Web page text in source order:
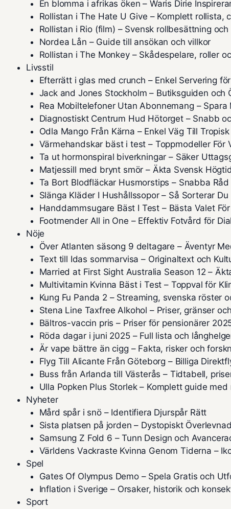
En blomma i afrikas öken – Waris Dirie
Rollistan i The Hate U Give – Komplett rollista,
Rollistan i Rio (film) – Svensk rollbesättning
Nordea Lån – Guide till ansökan och villkor
Rollistan i The Monkey – Skådespelare, roller
Livsstil
Efterrätt i glas med crunch – Enkel Servering
Jack and Jones Stockholm – Butiksguiden och
Rea Mobiltelefoner Utan Abonnemang – Spara
Diagnostiskt Centrum Hud Hötorget – Snabb
Odla Mango Från Kärna – Enkel Väg Till
Värmehandskar bäst i test – Toppmodeller För
Ta ut hormonspiral biverkningar – Säker
Matjessill med brynt smör – Äkta Svensk
Ta Bort Blodfläckar Husmorstips – Snabba
Slänga Kläder I Hushållssopor – Så Sorterar Du
Handdammsugare Bäst I Test – Bästa Valet
Footmender All in One – Effektiv Fotvård för
Nöje
Över Atlanten säsong 9 deltagare – Äventyr
Text till Idas sommarvisa – Originaltext och
Married at First Sight Australia Season 12 –
Multivitamin Kvinna Bäst i Test – Toppval för
Kung Fu Panda 2 – Streaming, svenska röster
Stena Line Taxfree Alkohol – Priser, gränser
Bältros-vaccin pris – Priser för pensionärer
Röda dagar i juni 2025 – Full lista och
Är vape bättre än cigg – Fakta, risker och
Flyg Till Alicante Från Göteborg – Billiga
Buss från Arlanda till Västerås – Tidtabell,
Ulla Popken Plus Storlek – Komplett guide med
Nyheter
Mård spår i snö – Identifiera Djurspår Rätt
Sista platsen på jorden – Dystopiskt
Samsung Z Fold 6 – Tunn Design och
Världens Vackraste Kvinna Genom Tiderna –
Spel
Gates Of Olympus Demo – Spela Gratis och
Inflation i Sverige – Orsaker, historik och
Sport